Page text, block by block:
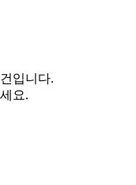
입니다.
요.